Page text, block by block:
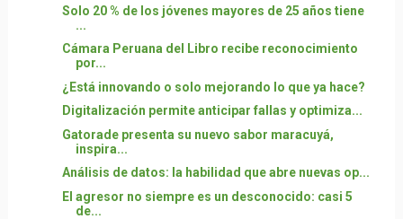
Solo 20 % de los jóvenes mayores de 25 años tiene
...
Cámara Peruana del Libro recibe reconocimiento
por...
¿Está innovando o solo mejorando lo que ya hace?
Digitalización permite anticipar fallas y optimiza...
Gatorade presenta su nuevo sabor maracuyá,
inspira...
Análisis de datos: la habilidad que abre nuevas op...
El agresor no siempre es un desconocido: casi 5
de...